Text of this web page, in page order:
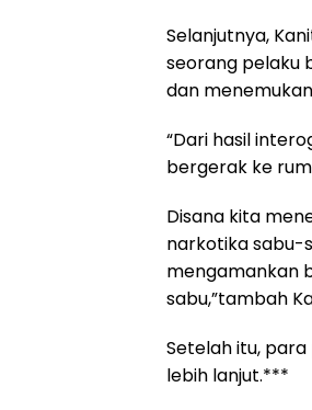
Selanjutnya,
seorang pelaku
dan
“Dari hasil
bergerak ke
Disana kita
narkotika sabu-
mengamankan
sabu,”tambah
Setelah itu,
lebih lanjut.***